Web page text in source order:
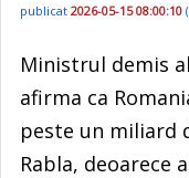
publicat 2026-05-15 08:00:10 (
Ministrul demis
afirma ca
peste un miliard
Rabla, deoarece